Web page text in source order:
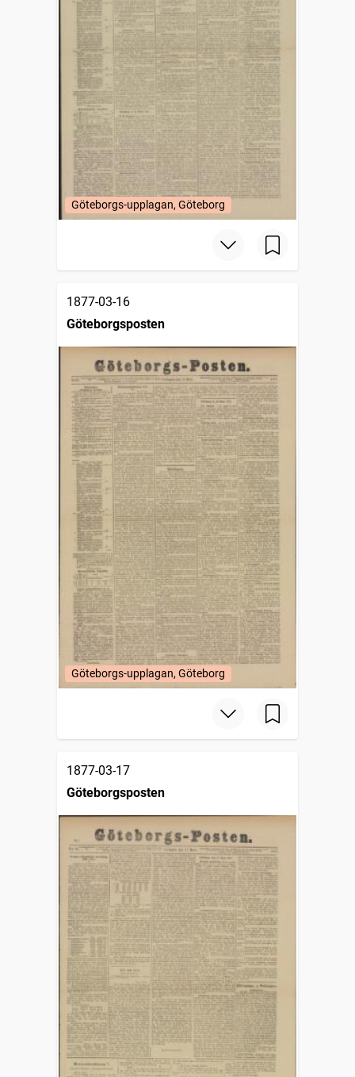
Göteborgs-upplagan, Göteborg
1877-03-16
Göteborgsposten
Göteborgs-upplagan, Göteborg
1877-03-17
Göteborgsposten